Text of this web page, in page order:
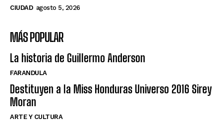
CIUDAD agosto 5, 2026
MÁS POPULAR
La historia de Guillermo Anderson
FARANDULA
Destituyen a la Miss Honduras Universo 2016 Sirey
Moran
ARTE Y CULTURA